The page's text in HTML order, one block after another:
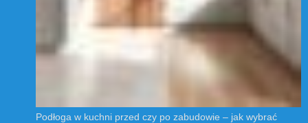
Podłoga w kuchni przed czy po zabudowie – jak wybrać